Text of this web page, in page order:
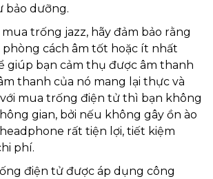
bảo dưỡng.
trống jazz, hãy đảm bảo rằng
phòng cách âm tốt hoặc ít nhất
giúp bạn cảm thụ được âm thanh
thanh của nó mang lại thực và
mua trống điện tử thì bạn không
gian, bởi nếu không gây ồn ào
rất tiện lợi, tiết kiệm
phí.
điện tử được áp dụng công